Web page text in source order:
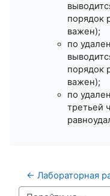
порядок
важен);
по
порядок
важен);
по
третьей
← Лабораторная